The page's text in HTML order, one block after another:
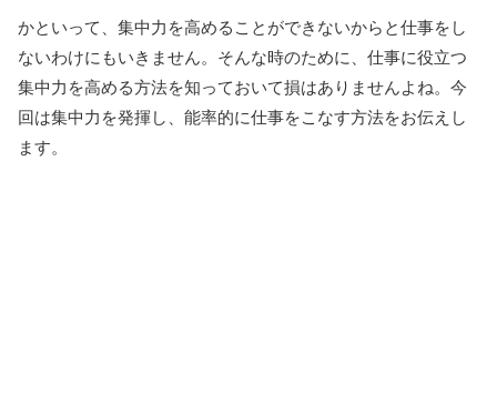
かといって、集中力を高めることができないからと仕事をし
ないわけにもいきません。そんな時のために、仕事に役立つ
集中力を高める方法を知っておいて損はありませんよね。今
回は集中力を発揮し、能率的に仕事をこなす方法をお伝えし
ます。